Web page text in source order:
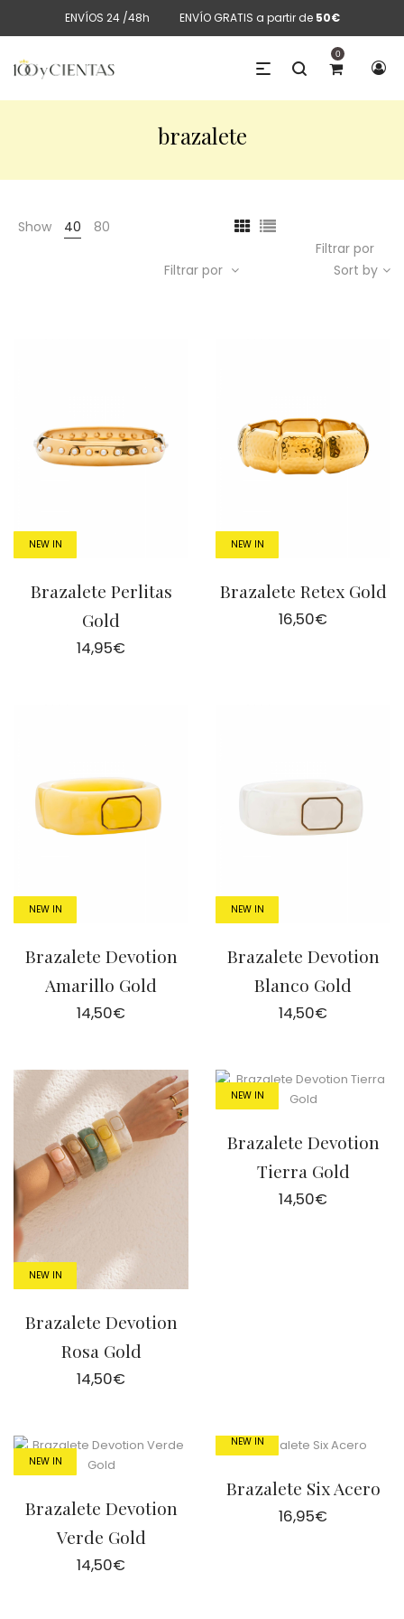
ENVÍOS 24 /48h ENVÍO GRATIS a partir de 50€
0
brazalete
Show 40
80
Filtrar por
Sort by
Filtrar por
NEW IN
Brazalete Perlitas
Gold
14,95€
NEW IN
Brazalete Retex Gold
16,50€
NEW IN
Brazalete Devotion
Amarillo Gold
14,50€
NEW IN
Brazalete Devotion
Blanco Gold
14,50€
NEW IN
Brazalete Devotion
Rosa Gold
14,50€
NEW IN
Brazalete Devotion
Tierra Gold
14,50€
NEW IN
Brazalete Devotion
Verde Gold
14,50€
NEW IN
Brazalete Six Acero
16,95€